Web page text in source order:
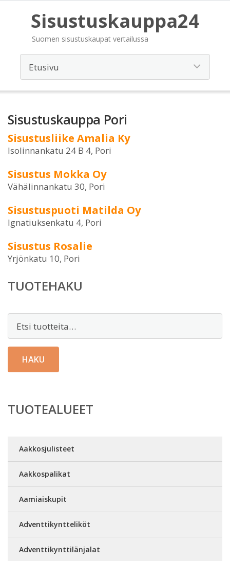
Sisustuskauppa24
Suomen sisustuskaupat vertailussa
Sisustuskauppa Pori
Sisustusliike Amalia Ky
Isolinnankatu 24 B 4, Pori
Sisustus Mokka Oy
Vähälinnankatu 30, Pori
Sisustuspuoti Matilda Oy
Ignatiuksenkatu 4, Pori
Sisustus Rosalie
Yrjönkatu 10, Pori
TUOTEHAKU
HAKU
TUOTEALUEET
Aakkosjulisteet
Aakkospalikat
Aamiaiskupit
Adventtikyntteliköt
Adventtikynttilänjalat